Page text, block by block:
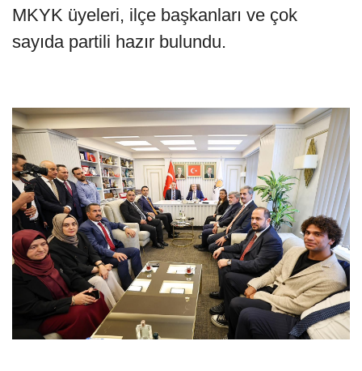
MKYK üyeleri, ilçe başkanları ve çok
sayıda partili hazır bulundu.